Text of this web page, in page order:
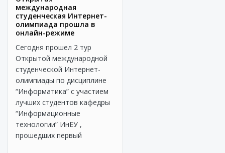
международная
студенческая Интернет-
олимпиада прошла в
онлайн-режиме
Сегодня прошел 2 тур
Открытой международной
студенческой Интернет-
олимпиады по дисциплине
“Информатика” с участием
лучших студентов кафедры
“Информационные
технологии” ИнЕУ ,
прошедших первый